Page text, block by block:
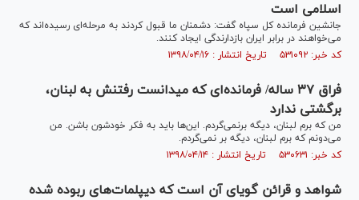
اسلامی است
جانشین فرمانده کل سپاه گفت: دشمنان ما قبول کردند به مرحله‌ای رسیده‌اند که
می‌خواهند در برابر ایران بازدارندگی ایجاد کنند.
کد خبر: ۵۳۱۰۹۲ تاریخ انتشار : ۱۳۹۸/۰۴/۱۶
فراق ۳۷ ساله/ فرمانده‌ای که می‎دانست رفتنش به لبنان،
برگشتی ندارد
من که برم لبنان، دیگه برنمی‌گردم. این‌ها باید به فکر خودشون باشن. من
می‌دونم که برم لبنان، دیگه بر نمی‌گردم.
کد خبر: ۵۳۰۶۳۱ تاریخ انتشار : ۱۳۹۸/۰۴/۱۴
شواهد و قرائن گویای آن است که دیپلمات‌های ربوده شده